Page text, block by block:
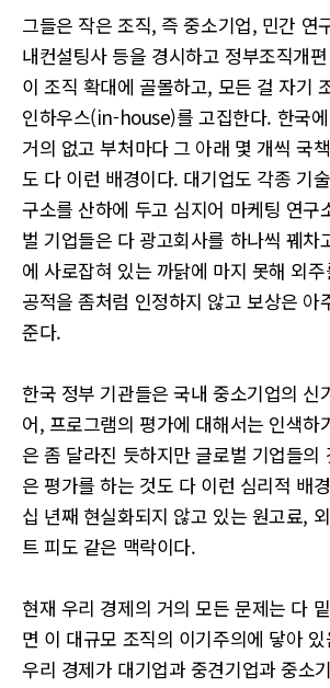
그들은 작은 조직, 즉 중소기업, 민간 연
내컨설팅사 등을 경시하고 정부조직개
이 조직 확대에 골몰하고, 모든 걸 자기
인하우스(in-house)를 고집한다. 한국
거의 없고 부처마다 그 아래 몇 개씩 국
도 다 이런 배경이다. 대기업도 각종 기
구소를 산하에 두고 심지어 마케팅 연구
벌 기업들은 다 광고회사를 하나씩 꿰차
에 사로잡혀 있는 까닭에 마지 못해 외
공적을 좀처럼 인정하지 않고 보상은 아
준다.
한국 정부 기관들은 국내 중소기업의 신
어, 프로그램의 평가에 대해서는 인색하
은 좀 달라진 듯하지만 글로벌 기업들의
은 평가를 하는 것도 다 이런 심리적 배
십 년째 현실화되지 않고 있는 원고료,
트 피도 같은 맥락이다.
현재 우리 경제의 거의 모든 문제는 다
면 이 대규모 조직의 이기주의에 닿아
우리 경제가 대기업과 중견기업과 중소